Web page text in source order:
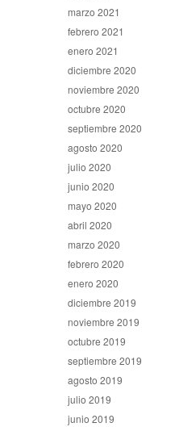
marzo 2021
febrero 2021
enero 2021
diciembre 2020
noviembre 2020
octubre 2020
septiembre 2020
agosto 2020
julio 2020
junio 2020
mayo 2020
abril 2020
marzo 2020
febrero 2020
enero 2020
diciembre 2019
noviembre 2019
octubre 2019
septiembre 2019
agosto 2019
julio 2019
junio 2019